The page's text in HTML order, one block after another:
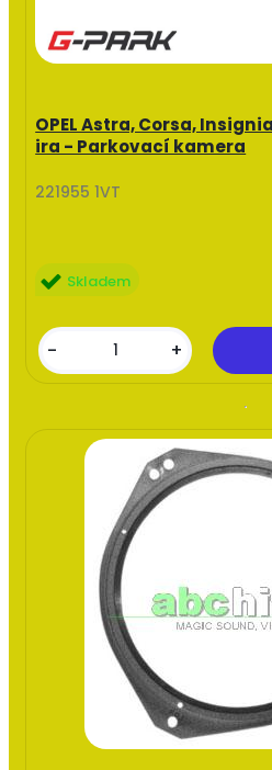
OPEL Astra, Corsa,
ira - Parkovací kamera
221955 1VT
Skladem
- +